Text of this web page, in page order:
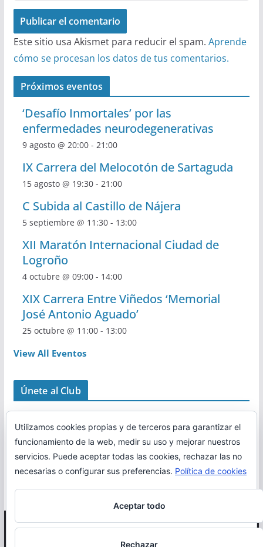
Este sitio usa Akismet para reducir el spam. Aprende
cómo se procesan los datos de tus comentarios.
Próximos eventos
‘Desafío Inmortales’ por las
enfermedades neurodegenerativas
9 agosto @ 20:00- 21:00
IX Carrera del Melocotón de Sartaguda
15 agosto @ 19:30- 21:00
C Subida al Castillo de Nájera
5 septiembre @ 11:30- 13:00
XII Maratón Internacional Ciudad de
Logroño
4 octubre @ 09:00- 14:00
XIX Carrera Entre Viñedos ‘Memorial
José Antonio Aguado’
25 octubre @ 11:00- 13:00
View All Eventos
Únete al Club
Correr en La Rioja
Utilizamos cookies propias y de terceros para garantizar el
funcionamiento de la web, medir su uso y mejorar nuestros
servicios. Puede aceptar todas las cookies, rechazar las no
necesarias o configurar sus preferencias. Política de cookies
Aceptar todo
Rechazar